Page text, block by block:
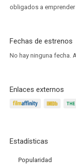
obligados a
Fechas de estrenos
No hay ninguna fecha.
Enlaces externos
Estadísticas
Popularidad